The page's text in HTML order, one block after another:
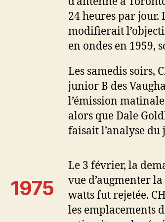
24 heures par jour.
modifierait
en ondes en 1959,
Les samedis soirs,
junior B des
l’émission
alors que Dale
faisait l’analyse du
1975
Le 3 février, la
vue d’augmenter
watts fut rejetée.
les emplacements